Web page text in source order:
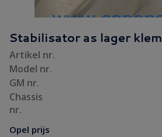
Stabilisator as lager klem
Artikel nr.
Model nr.
GM nr.
Chassis
nr.
Opel prijs